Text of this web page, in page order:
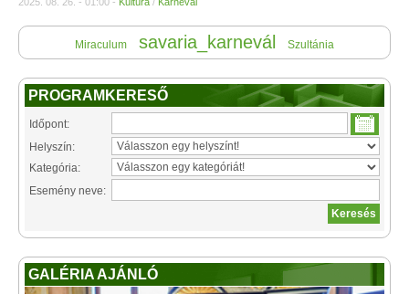
Miraculum savaria_karnevál Szultánia
PROGRAMKERESŐ
Időpont:
Helyszín:
Kategória:
Esemény neve:
GALÉRIA AJÁNLÓ